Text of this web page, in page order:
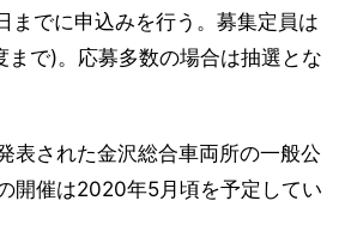
までに申込みを行う。募集定員は
まで)。応募多数の場合は抽選とな
表された金沢総合車両所の一般公
開催は2020年5月頃を予定してい